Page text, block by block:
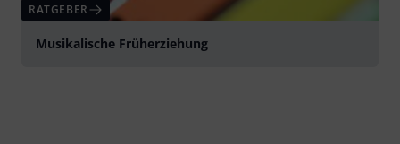
RATGEBER
Musikalische Früherziehung